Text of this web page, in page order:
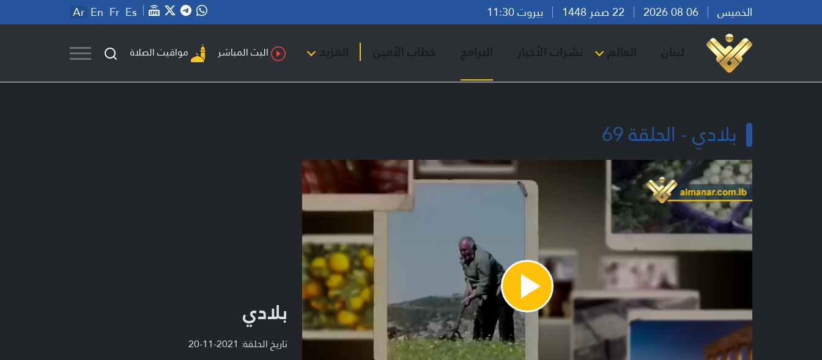
الخميس بيروت 11:30 Ar En Fr Es
لبنان العالم نشرات الأخبار البرامج خطاب الأمين المزيد البث المباشر مواقيت الصلاة
بلادي - الحلقة 69
Play
Video
بلادي
تاريخ الحلقة: 2021-11-20